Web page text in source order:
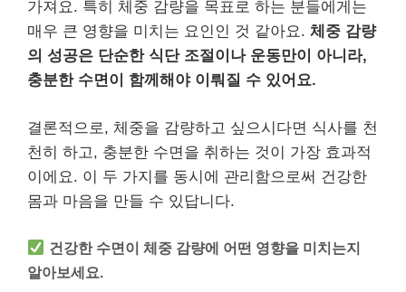
가져요. 특히 체중 감량을 목표로 하는 분들에게는
매우 큰 영향을 미치는 요인인 것 같아요. 체중 감량
의 성공은 단순한 식단 조절이나 운동만이 아니라,
충분한 수면이 함께해야 이뤄질 수 있어요.
결론적으로, 체중을 감량하고 싶으시다면 식사를 천
천히 하고, 충분한 수면을 취하는 것이 가장 효과적
이에요. 이 두 가지를 동시에 관리함으로써 건강한
몸과 마음을 만들 수 있답니다.
건강한 수면이 체중 감량에 어떤 영향을 미치는지
알아보세요.